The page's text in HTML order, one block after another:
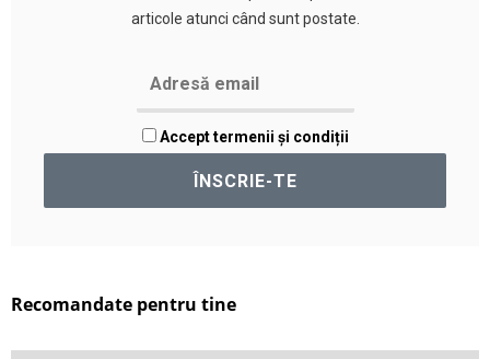
articole atunci când sunt postate.
Accept termenii și condiții
Recomandate pentru tine